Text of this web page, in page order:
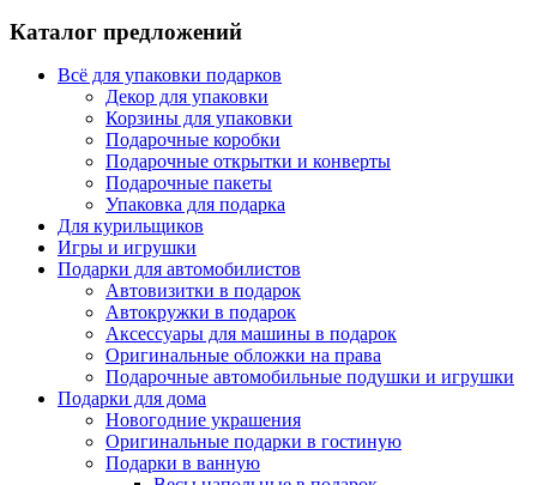
Каталог предложений
Всё для упаковки подарков
Декор для упаковки
Корзины для упаковки
Подарочные коробки
Подарочные открытки и конверты
Подарочные пакеты
Упаковка для подарка
Для курильщиков
Игры и игрушки
Подарки для автомобилистов
Автовизитки в подарок
Автокружки в подарок
Аксессуары для машины в подарок
Оригинальные обложки на права
Подарочные автомобильные подушки и игрушки
Подарки для дома
Новогодние украшения
Оригинальные подарки в гостиную
Подарки в ванную